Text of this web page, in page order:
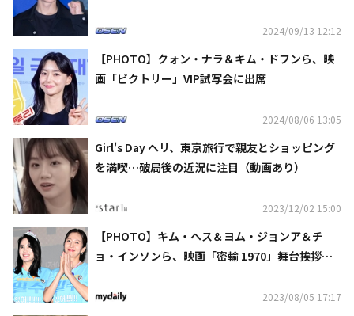
2024/09/13 12:12
【PHOTO】クォン・ナラ＆キム・ドフンら、映
画「ビクトリー」VIP試写会に出席
2024/08/06 13:05
Girl's Day ヘリ、東京旅行で親友とショッピング
を満喫…破局後の近況に注目（動画あり）
2023/12/02 15:00
【PHOTO】キム・ヘス＆ヨム・ジョンア＆チ
ョ・インソンら、映画「密輸 1970」舞台挨拶に
2023/08/05 17:17